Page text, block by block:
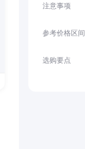
注意事项
参考价格区间
选购要点